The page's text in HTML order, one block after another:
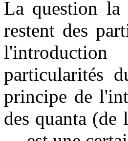
La question la
restent des
particularités
principe de
des quanta